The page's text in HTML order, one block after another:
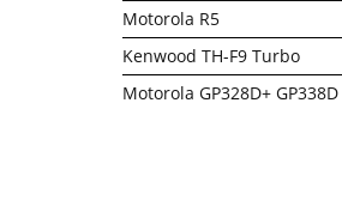
Motorola R5
Kenwood TH-F9 Turbo
Motorola GP328D+